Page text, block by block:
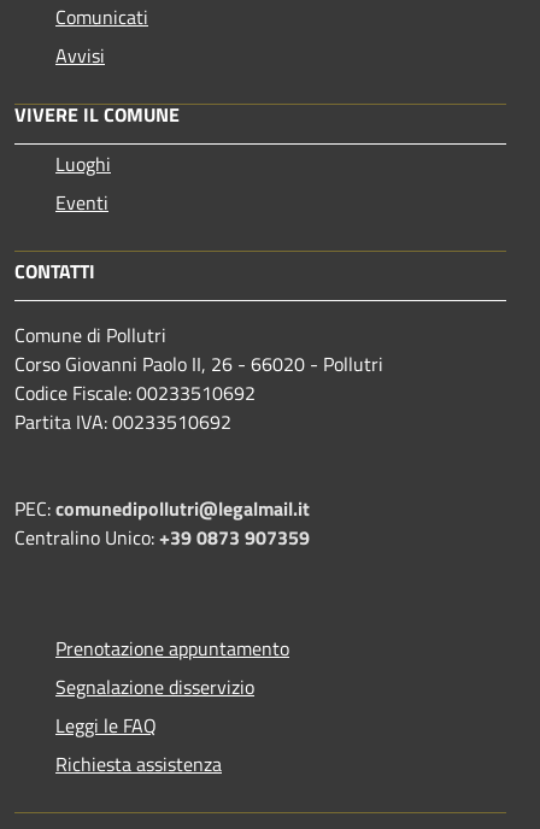
Comunicati
Avvisi
VIVERE IL COMUNE
Luoghi
Eventi
CONTATTI
Comune di Pollutri
Corso Giovanni Paolo II, 26 - 66020 - Pollutri
Codice Fiscale: 00233510692
Partita IVA: 00233510692
PEC:comunedipollutri@legalmail.it
Centralino Unico:+39 0873 907359
Prenotazione appuntamento
Segnalazione disservizio
Leggi le FAQ
Richiesta assistenza